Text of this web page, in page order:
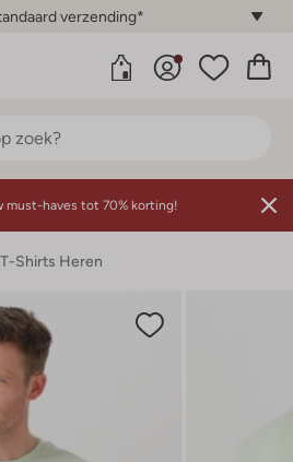
verzending*
must-haves tot 70% korting!
Shirts Heren